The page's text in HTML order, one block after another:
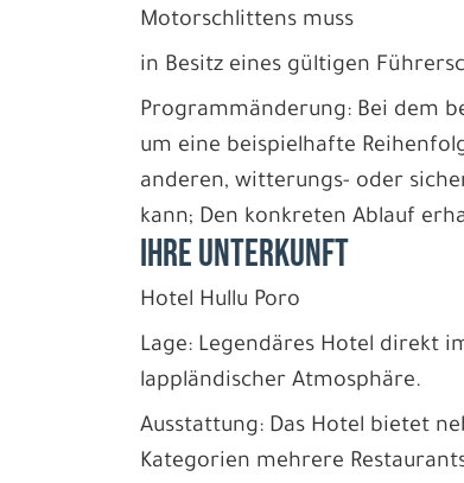
Motorschlittens muss
in Besitz eines gültigen
Programmänderung: Bei dem
um eine beispielhafte
anderen, witterungs- oder
kann; Den konkreten Ablauf
IHRE UNTERKUNFT
Hotel Hullu Poro
Lage: Legendäres Hotel direkt
lappländischer Atmosphäre.
Ausstattung: Das Hotel bietet
Kategorien mehrere